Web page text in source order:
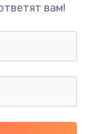
вам!